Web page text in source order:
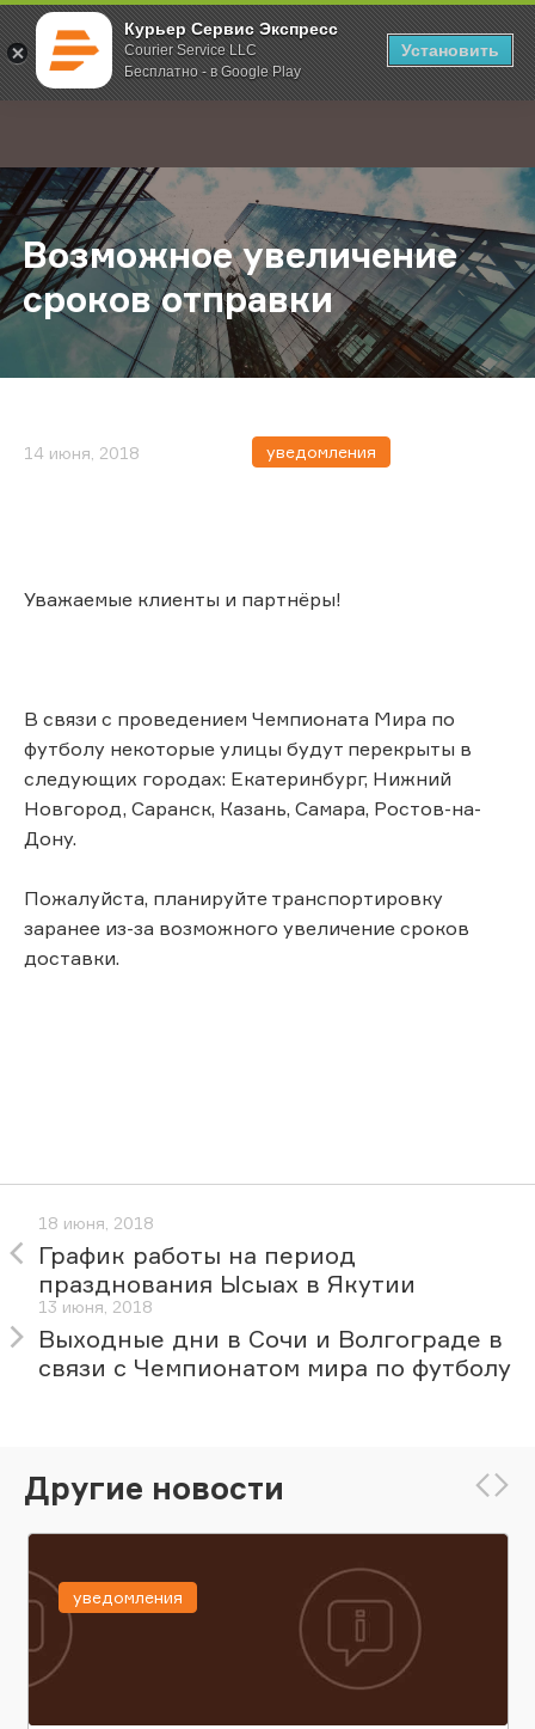
Курьер Сервис Экспресс
Courier Service LLC
Бесплатно - в Google Play
Установить
; Главная О компании Новости Возможное увеличение сроков
Возможное увеличение
сроков отправки
14 июня, 2018 уведомления
Уважаемые клиенты и партнёры!
В связи с проведением Чемпионата Мира по
футболу некоторые улицы будут перекрыты в
следующих городах: Екатеринбург, Нижний
Новгород, Саранск, Казань, Самара, Ростов-на-
Дону.
Пожалуйста, планируйте транспортировку
заранее из-за возможного увеличение сроков
доставки.
18 июня, 2018
График работы на период
празднования Ысыах в Якутии
13 июня, 2018
Выходные дни в Сочи и Волгограде в
связи с Чемпионатом мира по футболу
Другие новости
уведомления